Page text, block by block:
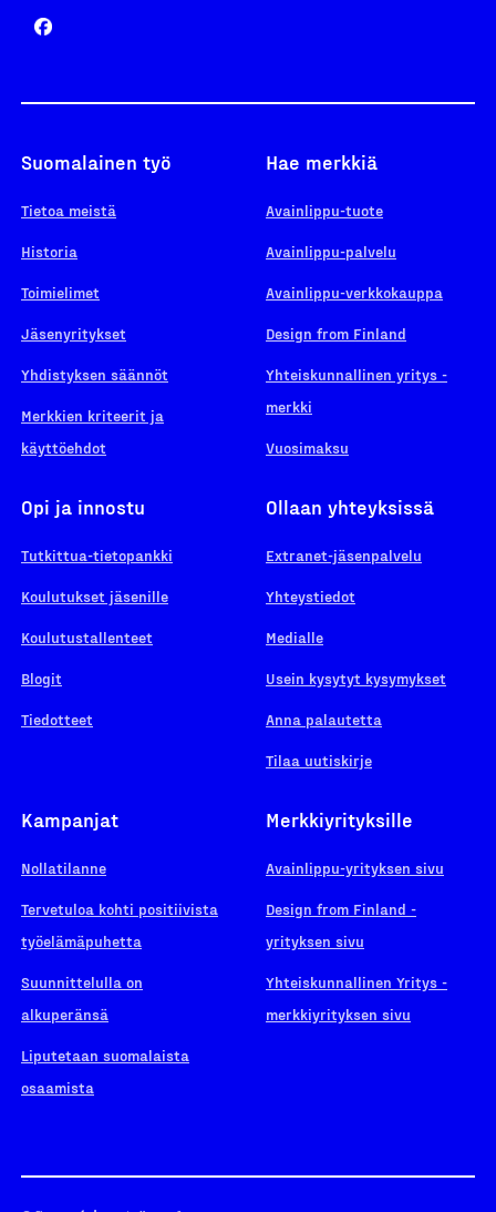
Suomalainen työ
Tietoa meistä
Historia
Toimielimet
Jäsenyritykset
Yhdistyksen säännöt
Merkkien kriteerit ja
käyttöehdot
Hae merkkiä
Avainlippu-tuote
Avainlippu-palvelu
Avainlippu-verkkokauppa
Design from Finland
Yhteiskunnallinen yritys -
merkki
Vuosimaksu
Opi ja innostu
Tutkittua-tietopankki
Koulutukset jäsenille
Koulutustallenteet
Blogit
Tiedotteet
Ollaan yhteyksissä
Extranet-jäsenpalvelu
Yhteystiedot
Medialle
Usein kysytyt kysymykset
Anna palautetta
Tilaa uutiskirje
Kampanjat
Nollatilanne
Tervetuloa kohti positiivista
työelämäpuhetta
Suunnittelulla on
alkuperänsä
Liputetaan suomalaista
osaamista
Merkkiyrityksille
Avainlippu-yrityksen sivu
Design from Finland -
yrityksen sivu
Yhteiskunnallinen Yritys -
merkkiyrityksen sivu